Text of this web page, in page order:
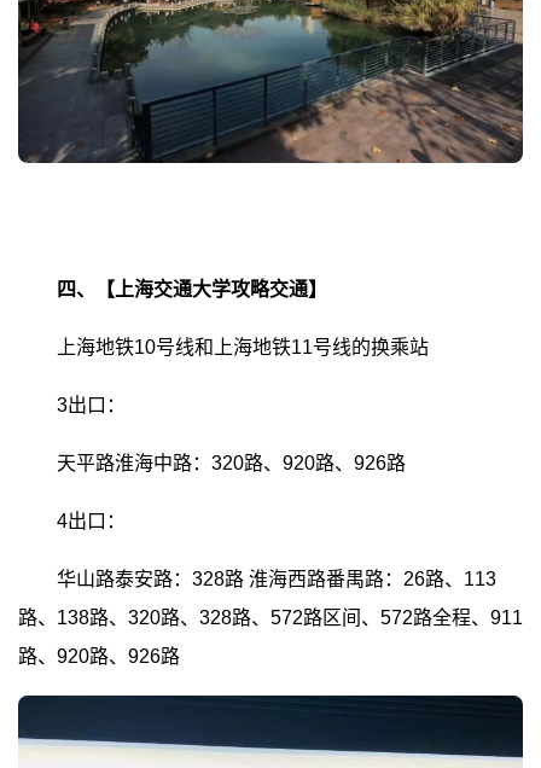
四、【上海交通大学攻略交通】
上海地铁10号线和上海地铁11号线的换乘站
3出口：
天平路淮海中路：320路、920路、926路
4出口：
华山路泰安路：328路 淮海西路番禺路：26路、113
路、138路、320路、328路、572路区间、572路全程、911
路、920路、926路